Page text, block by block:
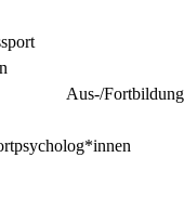
Aus-/Fortbildung